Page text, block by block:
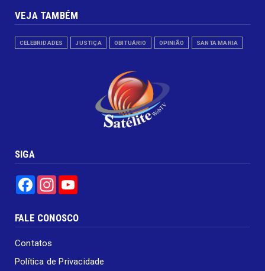
VEJA TAMBÉM
CELEBRIDADES JUSTIÇA OBITUÁRIO OPINIÃO SANTA MARIA
SIGA
FacebookInstagram
FALE CONOSCO
Contatos
Política de Privacidade